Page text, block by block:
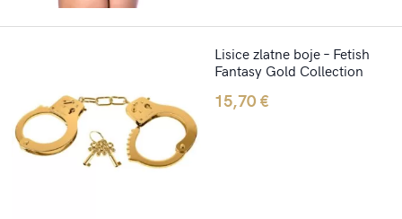
Lisice zlatne boje – Fetish
Fantasy Gold Collection
15,70€